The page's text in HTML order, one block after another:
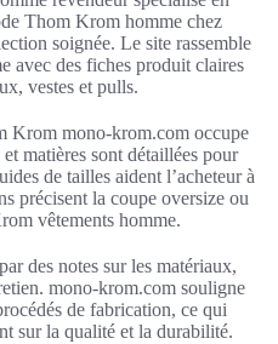
Thom Krom homme chez
soignée. Le site rassemble
avec des fiches produit claires
vestes et pulls.
Krom mono-krom.com occupe
matières sont détaillées pour
de tailles aident l’acheteur à
précisent la coupe oversize ou
vêtements homme.
des notes sur les matériaux,
mono-krom.com souligne
de fabrication, ce qui
sur la qualité et la durabilité.